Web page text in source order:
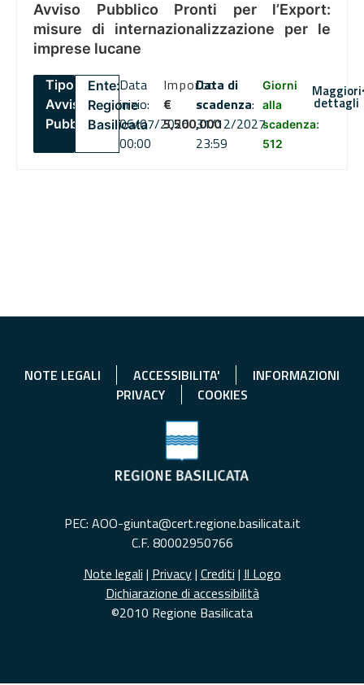
Avviso Pubblico Pronti per l’Export:
misure di internazionalizzazione per le
imprese lucane
Tipo:
Avviso
Pubblico
Ente:
Regione
Basilicata
Data
inizio:
06/07/2026
00:00
Importo
€
5,500,000
Data di
scadenza:
31/12/2027
23:59
Giorni
alla
scadenza:
512
Maggiori
dettagli
NOTE LEGALI ACCESSIBILITA'
INFORMAZIONI
PRIVACY
COOKIES
PEC: AOO-giunta@cert.regione.basilicata.it
C.F. 80002950766
Note legali | Privacy| Crediti | Il Logo
Dichiarazione di accessibilità
©2010 Regione Basilicata